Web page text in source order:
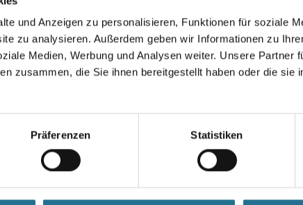
und Anzeigen zu personalisieren, Funktionen für soziale
zu analysieren. Außerdem geben wir Informationen zu
Medien, Werbung und Analysen weiter. Unsere Partner
zusammen, die Sie ihnen bereitgestellt haben oder die sie
Präferenzen Statistiken
Bitte einloggen, um Preise
zu sehen
Bitte einloggen, um Preise
zu sehen
GEFAHRENHINWEISE DATENBLÄTTER